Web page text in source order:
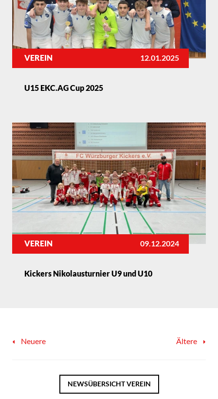
U15 EKC.AG Cup 2025
VEREIN 12.01.2025
Kickers Nikolausturnier U9 und U10
VEREIN 09.12.2024
Neuere Ältere
NEWSÜBERSICHTVEREIN